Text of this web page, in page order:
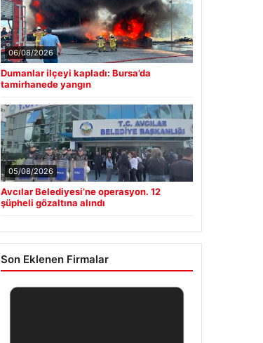
06/08/2026
Dumanlar ilçeyi kapladı: Bursa’da
tamirhanede yangın
05/08/2026
Avcılar Belediyesi’ne operasyon. 12
şüpheli gözaltına alındı
Son Eklenen Firmalar